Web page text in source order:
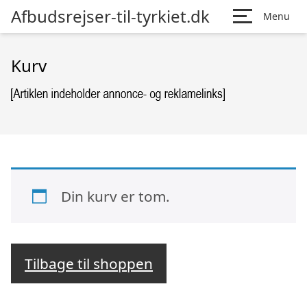
Afbudsrejser-til-tyrkiet.dk Menu
Kurv
Din kurv er tom.
Tilbage til shoppen